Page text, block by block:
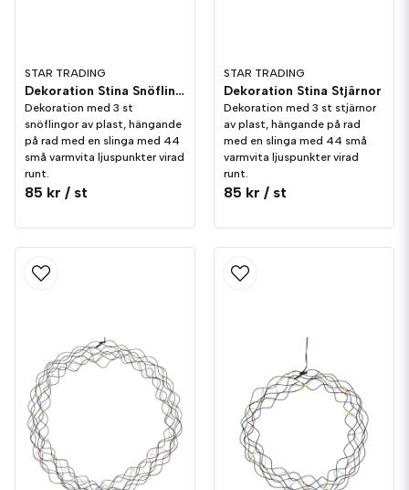
STAR TRADING
Dekoration Stina Snöflingor
Dekoration med 3 st
snöflingor av plast, hängande
på rad med en slinga med 44
små varmvita ljuspunkter virad
runt.
85 kr / st
STAR TRADING
Dekoration Stina Stjärnor
Dekoration med 3 st stjärnor
av plast, hängande på rad
med en slinga med 44 små
varmvita ljuspunkter virad
runt.
85 kr / st